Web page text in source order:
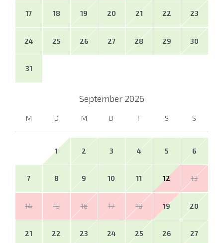
17 18 19 20 21 22 23
24 25 26 27 28 29 30
31
September 2026
M D M D F S S
1 2 3 4 5 6
7 8 9 10 11 12 13
14 15 16 17 18 19 20
21 22 23 24 25 26 27